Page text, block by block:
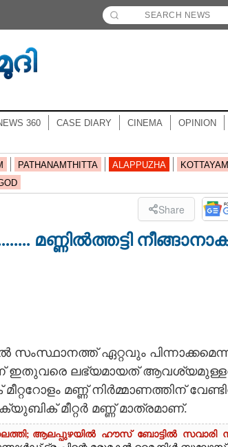
360 CASE DIARY CINEMA OPINION
PATHANAMTHITTA ALAPPUZHA KOTTAYAM
Share
മണ്ണിൽത്തട്ടി
സംസ്ഥാനത്ത് ഏറ്റവും
ഇതുവരെ ലഭ്യമായത്
മണ്ണ് നിർമ്മാണത്തിന്
മീറ്റർ മണ്ണ് മാത്രമാണ്.
ആലപ്പുഴയിൽ ഹൗസ് ബോട്ടിൽ സവാരി